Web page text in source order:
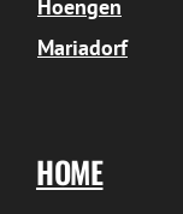
Hoengen
Mariadorf
HOME